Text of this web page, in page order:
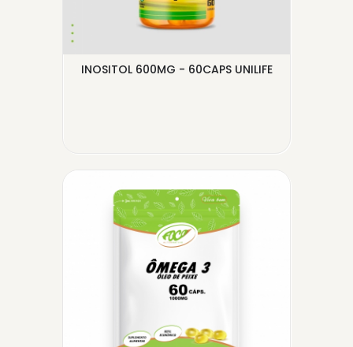
INOSITOL 600MG - 60CAPS UNILIFE